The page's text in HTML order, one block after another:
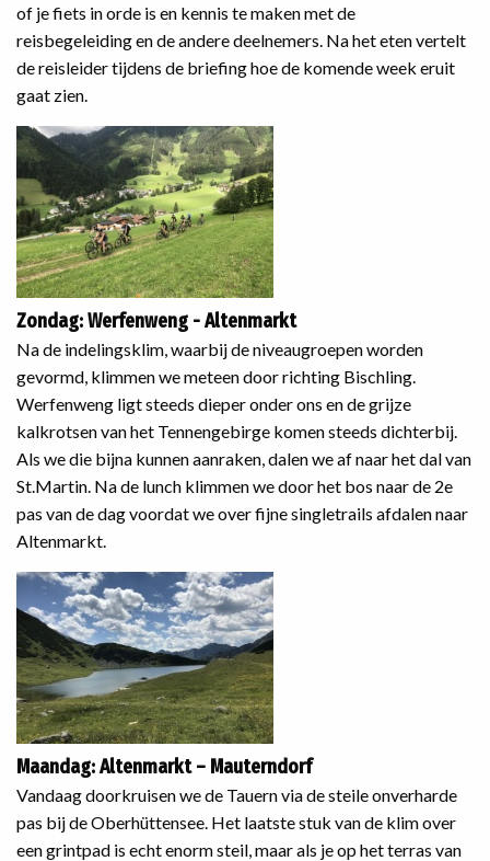
of je fiets in orde is en kennis te maken met de
reisbegeleiding en de andere deelnemers. Na het eten vertelt
de reisleider tijdens de briefing hoe de komende week eruit
gaat zien.
Zondag: Werfenweng - Altenmarkt
Na de indelingsklim, waarbij de niveaugroepen worden
gevormd, klimmen we meteen door richting Bischling.
Werfenweng ligt steeds dieper onder ons en de grijze
kalkrotsen van het Tennengebirge komen steeds dichterbij.
Als we die bijna kunnen aanraken, dalen we af naar het dal van
St.Martin. Na de lunch klimmen we door het bos naar de 2e
pas van de dag voordat we over fijne singletrails afdalen naar
Altenmarkt.
Maandag: Altenmarkt – Mauterndorf
Vandaag doorkruisen we de Tauern via de steile onverharde
pas bij de Oberhüttensee. Het laatste stuk van de klim over
een grintpad is echt enorm steil, maar als je op het terras van